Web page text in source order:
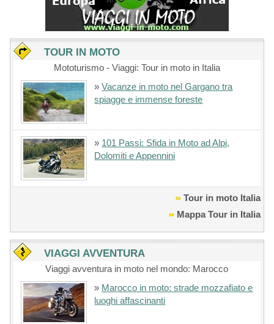
TOUR IN MOTO
Mototurismo - Viaggi: Tour in moto in Italia
»Vacanze in moto nel Gargano tra
spiagge e immense foreste
» 101 Passi: Sfida in Moto ad Alpi,
Dolomiti e Appennini
Tour in moto Italia
Mappa Tour in Italia
VIAGGI AVVENTURA
Viaggi avventura in moto nel mondo: Marocco
» Marocco in moto: strade mozzafiato e
luoghi affascinanti